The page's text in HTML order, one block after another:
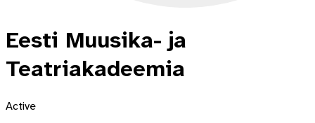
Eesti Muusika- ja
Teatriakadeemia
Active